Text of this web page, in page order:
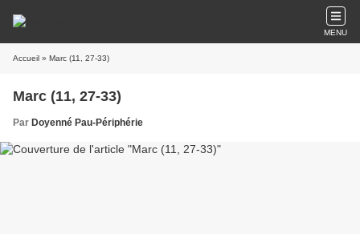
MENU
Accueil » Marc (11, 27-33)
Marc (11, 27-33)
Par Doyenné Pau-Périphérie